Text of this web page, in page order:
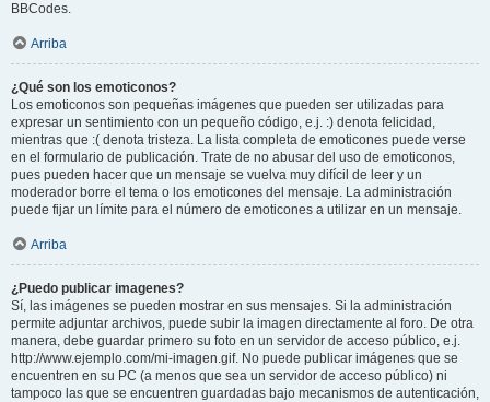
BBCodes.
Arriba
¿Qué son los emoticonos?
Los emoticonos son pequeñas imágenes que pueden ser utilizadas para
expresar un sentimiento con un pequeño código, e.j. :) denota felicidad,
mientras que :( denota tristeza. La lista completa de emoticones puede verse
en el formulario de publicación. Trate de no abusar del uso de emoticonos,
pues pueden hacer que un mensaje se vuelva muy difícil de leer y un
moderador borre el tema o los emoticones del mensaje. La administración
puede fijar un límite para el número de emoticones a utilizar en un mensaje.
Arriba
¿Puedo publicar imagenes?
Sí, las imágenes se pueden mostrar en sus mensajes. Si la administración
permite adjuntar archivos, puede subir la imagen directamente al foro. De otra
manera, debe guardar primero su foto en un servidor de acceso público, e.j.
http://www.ejemplo.com/mi-imagen.gif. No puede publicar imágenes que se
encuentren en su PC (a menos que sea un servidor de acceso público) ni
tampoco las que se encuentren guardadas bajo mecanismos de autenticación,